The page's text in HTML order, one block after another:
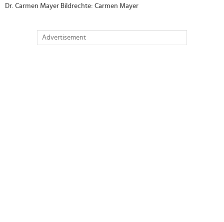
Dr. Carmen Mayer Bildrechte: Carmen Mayer
Advertisement